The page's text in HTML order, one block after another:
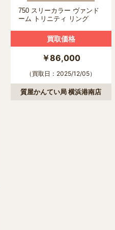
750 スリーカラー ヴァンド
ーム トリニティ リング
買取価格
￥86,000
（買取日：2025/12/05）
質屋かんてい局 横浜港南店